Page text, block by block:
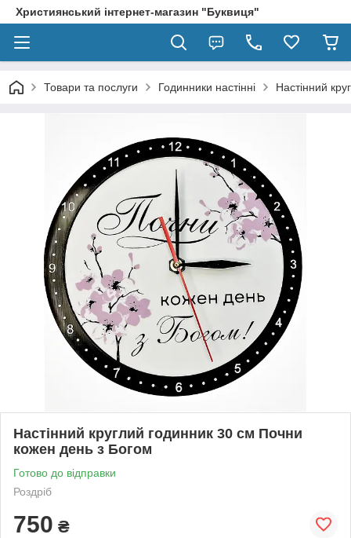
Християнський інтернет-магазин "Буквиця"
Товари та послуги Годинники настінні Настінний
Настінний круглий годинник 30 см Почни
кожен день з Богом
Готово до відправки
Роздріб
750 ₴